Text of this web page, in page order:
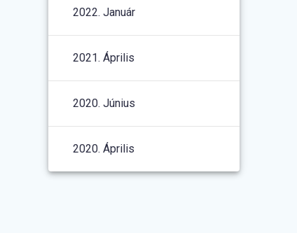
2022. Január
2021. Április
2020. Június
2020. Április